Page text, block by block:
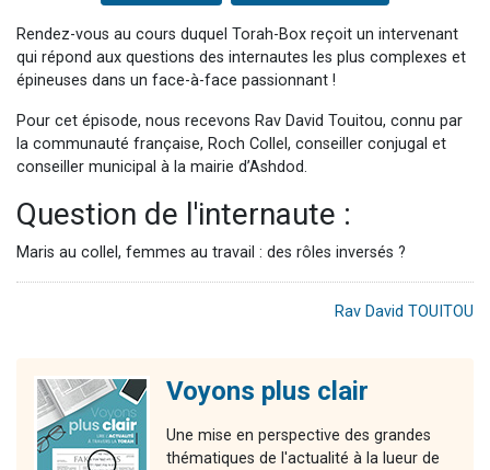
Rendez-vous au cours duquel Torah-Box reçoit un intervenant
qui répond aux questions des internautes les plus complexes et
épineuses dans un face-à-face passionnant !
Pour cet épisode, nous recevons Rav David Touitou, connu par
la communauté française, Roch Collel, conseiller conjugal et
conseiller municipal à la mairie d’Ashdod.
Question de l'internaute :
Maris au collel, femmes au travail : des rôles inversés ?
Rav David TOUITOU
Voyons plus clair
Une mise en perspective des grandes
thématiques de l'actualité à la lueur de